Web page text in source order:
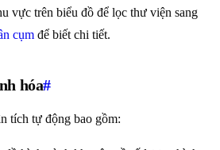
vực trên biểu đồ để lọc thư viện sang
cụm để biết chi tiết.
hóa#
tích tự động bao gồm: